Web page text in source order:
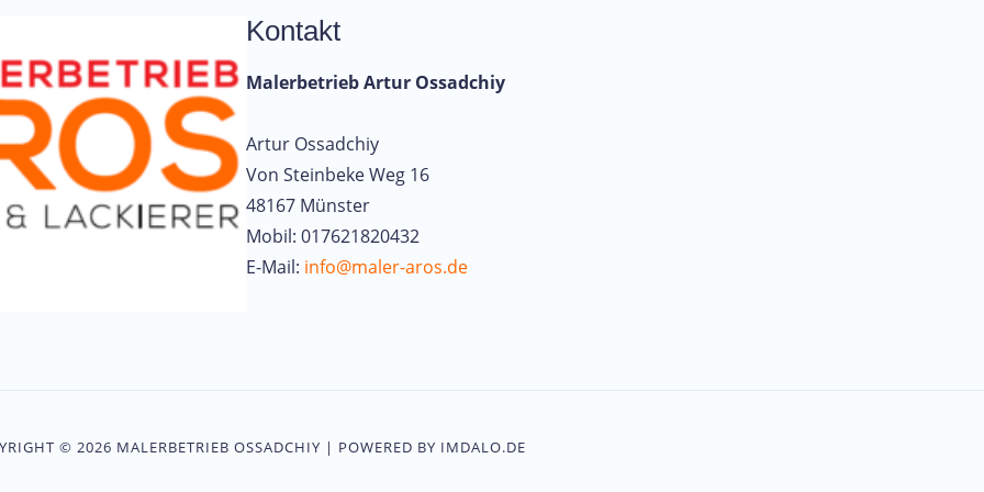
Kontakt
Malerbetrieb Artur Ossadchiy
Artur Ossadchiy
Von Steinbeke Weg 16
48167 Münster
Mobil: 017621820432
E-Mail: info@maler-aros.de
© 2026 MALERBETRIEB OSSADCHIY | POWERED BY IMDALO.DE